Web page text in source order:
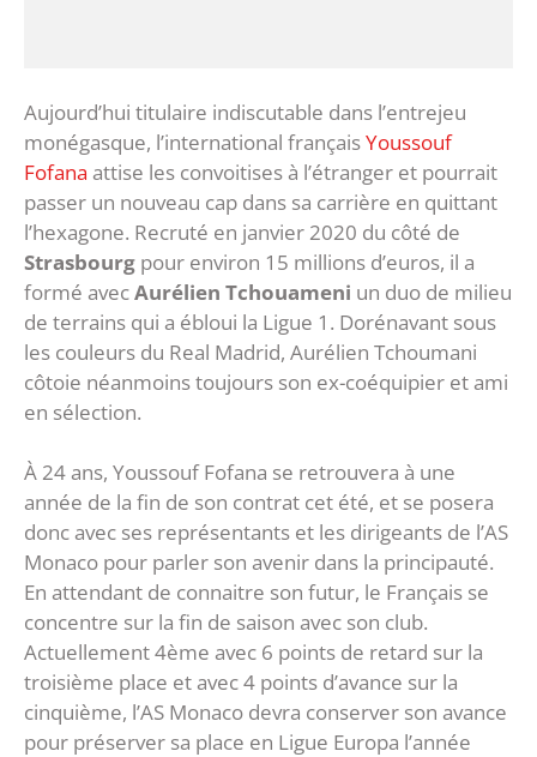
Aujourd’hui titulaire indiscutable dans l’entrejeu
monégasque, l’international françaisYoussouf
Fofana attise les convoitises à l’étranger et pourrait
passer un nouveau cap dans sa carrière en quittant
l’hexagone. Recruté en janvier 2020 du côté de
Strasbourg pour environ 15 millions d’euros, il a
formé avecAurélien Tchouameni un duo de milieu
de terrains qui a ébloui la Ligue 1. Dorénavant sous
les couleurs du Real Madrid, Aurélien Tchoumani
côtoie néanmoins toujours son ex-coéquipier et ami
en sélection.
À 24 ans, Youssouf Fofana se retrouvera à une
année de la fin de son contrat cet été, et se posera
donc avec ses représentants et les dirigeants de l’AS
Monaco pour parler son avenir dans la principauté.
En attendant de connaitre son futur, le Français se
concentre sur la fin de saison avec son club.
Actuellement 4ème avec 6 points de retard sur la
troisième place et avec 4 points d’avance sur la
cinquième, l’AS Monaco devra conserver son avance
pour préserver sa place en Ligue Europa l’année